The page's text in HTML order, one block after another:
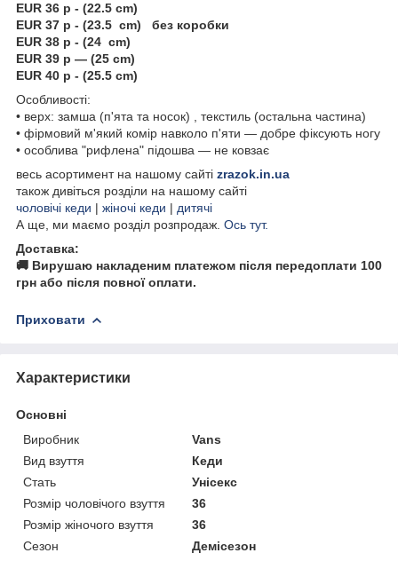
EUR 36 р - (22.5 cm)
EUR 37 р - (23.5 cm) без коробки
EUR 38 р - (24 cm)
EUR 39 р — (25 cm)
EUR 40 р - (25.5 cm)
Особливості:
• верх: замша (п'ята та носок) , текстиль (остальна частина)
• фірмовий м'який комір навколо п'яти — добре фіксують ногу
• особлива "рифлена" підошва — не ковзає
весь асортимент на нашому сайті zrazok.in.ua
також дивіться розділи на нашому сайті
чоловічі кеди | жіночі кеди | дитячі
А ще, ми маємо розділ розпродаж. Ось тут.
Доставка:
🚚 Вирушаю накладеним платежом після передоплати 100
грн або після повної оплати.
Приховати
Характеристики
Основні
Виробник
Vans
Вид взуття
Кеди
Стать
Унісекс
Розмір чоловічого взуття
36
Розмір жіночого взуття
36
Сезон
Демісезон